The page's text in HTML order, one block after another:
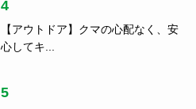
4
【アウトドア】クマの心配なく、安
心してキ...
5